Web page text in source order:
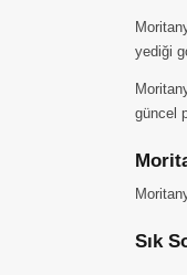
yediği
güncel
Sık